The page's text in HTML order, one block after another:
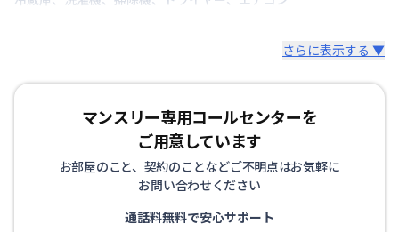
さらに表示する ▼
マンスリー専用コールセンターを
ご用意しています
お部屋のこと、契約のことなどご不明点はお気軽に
お問い合わせください
通話料無料で安心サポート